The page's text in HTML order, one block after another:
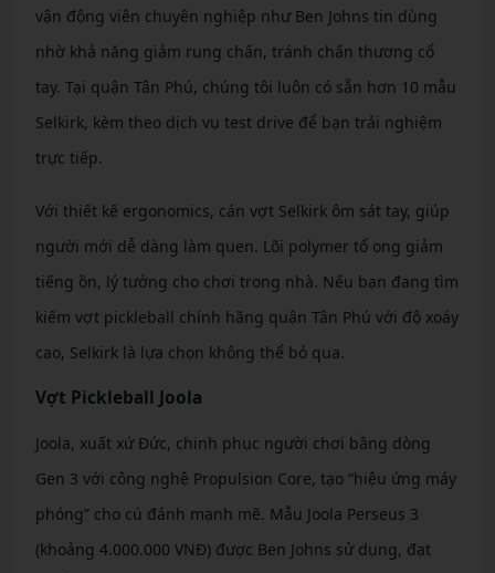
vận động viên chuyên nghiệp như Ben Johns tin dùng
nhờ khả năng giảm rung chấn, tránh chấn thương cổ
tay. Tại quận Tân Phú, chúng tôi luôn có sẵn hơn 10 mẫu
Selkirk, kèm theo dịch vụ test drive để bạn trải nghiệm
trực tiếp.
Với thiết kế ergonomics, cán vợt Selkirk ôm sát tay, giúp
người mới dễ dàng làm quen. Lõi polymer tổ ong giảm
tiếng ồn, lý tưởng cho chơi trong nhà. Nếu bạn đang tìm
kiếm vợt pickleball chính hãng quận Tân Phú với độ xoáy
cao, Selkirk là lựa chọn không thể bỏ qua.
Vợt Pickleball Joola
Joola, xuất xứ Đức, chinh phục người chơi bằng dòng
Gen 3 với công nghệ Propulsion Core, tạo “hiệu ứng máy
phóng” cho cú đánh mạnh mẽ. Mẫu Joola Perseus 3
(khoảng 4.000.000 VNĐ) được Ben Johns sử dụng, đạt